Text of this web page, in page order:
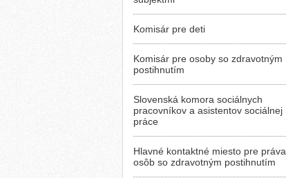
Komisár pre deti
Komisár pre osoby so zdravotným
postihnutím
Slovenská komora sociálnych
pracovníkov a asistentov sociálnej
práce
Hlavné kontaktné miesto pre práva
osôb so zdravotným postihnutím